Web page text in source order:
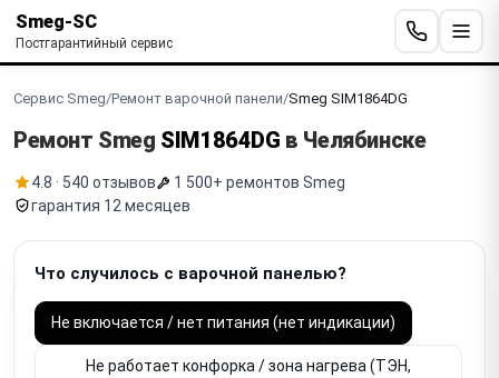
Smeg-SC
Постгарантийный сервис
Сервис Smeg/Ремонт варочной панели/Smeg SIM1864DG
Ремонт Smeg SIM1864DG в Челябинске
4.8 · 540 отзывов
1 500+ ремонтов Smeg
гарантия 12 месяцев
Что случилось с варочной панелью?
Не включается / нет питания (нет индикации)
Не работает конфорка / зона нагрева (ТЭН,